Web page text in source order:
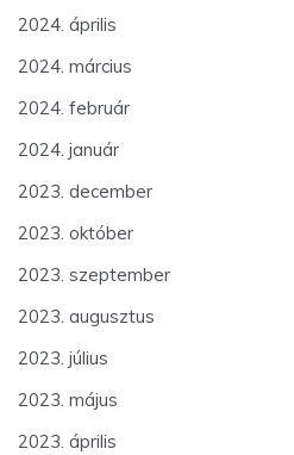
2024. április
2024. március
2024. február
2024. január
2023. december
2023. október
2023. szeptember
2023. augusztus
2023. július
2023. május
2023. április